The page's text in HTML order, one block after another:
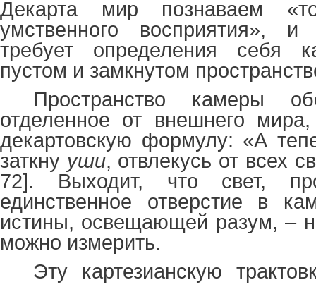
Декарта мир познаваем
умственного восприятия»,
требует определения себя
пустом и замкнутом
Пространство камеры
отделенное от внешнего
декартовскую формулу: «А
заткну уши, отвлекусь от всех
72]. Выходит, что свет,
единственное отверстие в
истины, освещающей разум, –
можно измерить.
Эту картезианскую